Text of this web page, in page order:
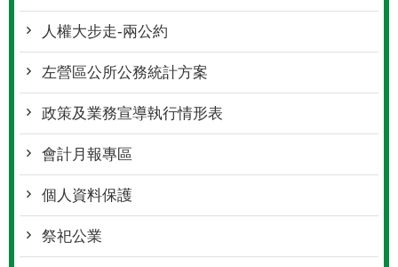
人權大步走-兩公約
左營區公所公務統計方案
政策及業務宣導執行情形表
會計月報專區
個人資料保護
祭祀公業